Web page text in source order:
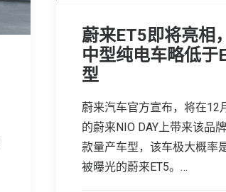
蔚来ET5即将亮相
中型纯电车略低于
型
蔚来汽车官方宣布，将在12
的蔚来NIO DAY上带来该品
款量产车型，该车极大概率
被曝光的蔚来ET5。…